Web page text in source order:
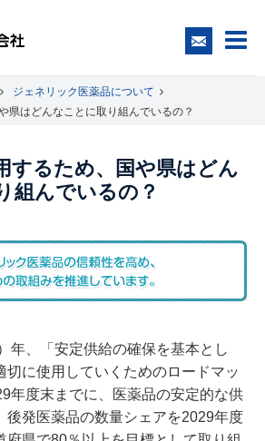
ジェネリック医薬品について
県はどんなことに取り組んでいるの？
するため、国や県はどん
組んでいるの？
年、「安定供給の確保を基本とし
切に使用していくためのロードマッ
年度末までに、医薬品の安定的な供
後発医薬品の数量シェアを2029年度